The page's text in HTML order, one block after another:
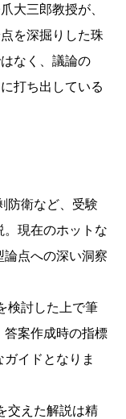
大三郎教授が、
を深掘りした珠
なく、議論の
打ち出している
防衛など、受験
現在のホットな
点への深い洞察
検討した上で筆
答案作成時の指標
イドとなりま
交えた解説は精